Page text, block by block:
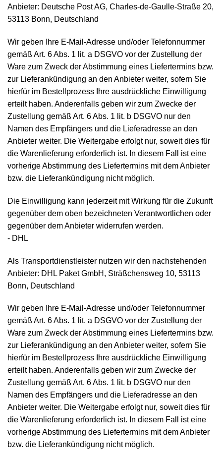
Anbieter: Deutsche Post AG, Charles-de-Gaulle-Straße 20,
53113 Bonn, Deutschland
Wir geben Ihre E-Mail-Adresse und/oder Telefonnummer
gemäß Art. 6 Abs. 1 lit. a DSGVO vor der Zustellung der
Ware zum Zweck der Abstimmung eines Liefertermins bzw.
zur Lieferankündigung an den Anbieter weiter, sofern Sie
hierfür im Bestellprozess Ihre ausdrückliche Einwilligung
erteilt haben. Anderenfalls geben wir zum Zwecke der
Zustellung gemäß Art. 6 Abs. 1 lit. b DSGVO nur den
Namen des Empfängers und die Lieferadresse an den
Anbieter weiter. Die Weitergabe erfolgt nur, soweit dies für
die Warenlieferung erforderlich ist. In diesem Fall ist eine
vorherige Abstimmung des Liefertermins mit dem Anbieter
bzw. die Lieferankündigung nicht möglich.
Die Einwilligung kann jederzeit mit Wirkung für die Zukunft
gegenüber dem oben bezeichneten Verantwortlichen oder
gegenüber dem Anbieter widerrufen werden.
- DHL
Als Transportdienstleister nutzen wir den nachstehenden
Anbieter: DHL Paket GmbH, Sträßchensweg 10, 53113
Bonn, Deutschland
Wir geben Ihre E-Mail-Adresse und/oder Telefonnummer
gemäß Art. 6 Abs. 1 lit. a DSGVO vor der Zustellung der
Ware zum Zweck der Abstimmung eines Liefertermins bzw.
zur Lieferankündigung an den Anbieter weiter, sofern Sie
hierfür im Bestellprozess Ihre ausdrückliche Einwilligung
erteilt haben. Anderenfalls geben wir zum Zwecke der
Zustellung gemäß Art. 6 Abs. 1 lit. b DSGVO nur den
Namen des Empfängers und die Lieferadresse an den
Anbieter weiter. Die Weitergabe erfolgt nur, soweit dies für
die Warenlieferung erforderlich ist. In diesem Fall ist eine
vorherige Abstimmung des Liefertermins mit dem Anbieter
bzw. die Lieferankündigung nicht möglich.